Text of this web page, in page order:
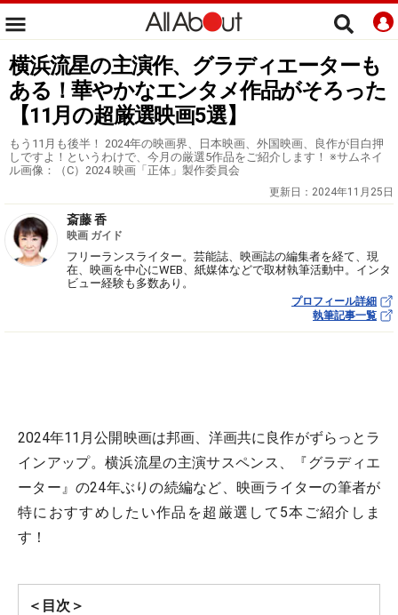
横浜流星の主演作、グラディエーターも
ある！華やかなエンタメ作品がそろった
【11月の超厳選映画5選】
もう11月も後半！ 2024年の映画界、日本映画、外国映画、良作が目白押
しですよ！というわけで、今月の厳選5作品をご紹介します！ ※サムネイ
ル画像：（C）2024 映画「正体」製作委員会
更新日： 2024年11月25日
斎藤 香
映画 ガイド
フリーランスライター。芸能誌、映画誌の編集者を経て、現
在、映画を中心にWEB、紙媒体などで取材執筆活動中。インタ
ビュー経験も多数あり。
プロフィール詳細
執筆記事一覧
2024年11月公開映画は邦画、洋画共に良作がずらっとラ
インアップ。横浜流星の主演サスペンス、『グラディエ
ーター』の24年ぶりの続編など、映画ライターの筆者が
特におすすめしたい作品を超厳選して5本ご紹介しま
す！
＜目次＞